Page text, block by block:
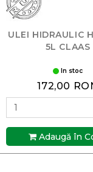
ULEI HIDRAULIC
5L CLAAS
In stoc
172,00
Adaugă în